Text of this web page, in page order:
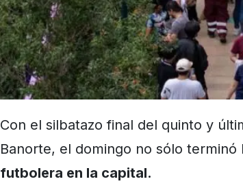
Con el silbatazo final del quinto y
Banorte, el domingo no sólo terminó
futbolera en la capital.